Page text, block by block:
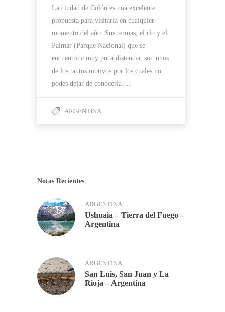
La ciudad de Colón es una excelente
propuesta para visitarla en cualquier
momento del año. Sus termas, el río y el
Palmar (Parque Nacional) que se
encuentra a muy poca distancia, son unos
de los tantos motivos por los cuales no
podes dejar de conocerla….
ARGENTINA
Notas Recientes
ARGENTINA
Ushuaia – Tierra del Fuego –
Argentina
ARGENTINA
San Luis, San Juan y La
Rioja – Argentina